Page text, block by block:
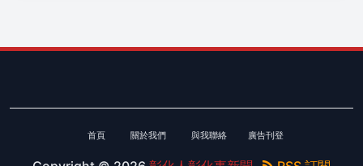
首頁 關於我們 與我聯絡 廣告刊登